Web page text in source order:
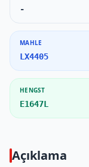
-
MAHLE
LX4405
HENGST
E1647L
Açıklama